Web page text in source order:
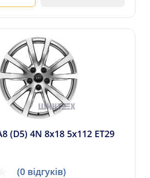
(D5) 4N 8x18 5x112 ET29
(0 відгуків)